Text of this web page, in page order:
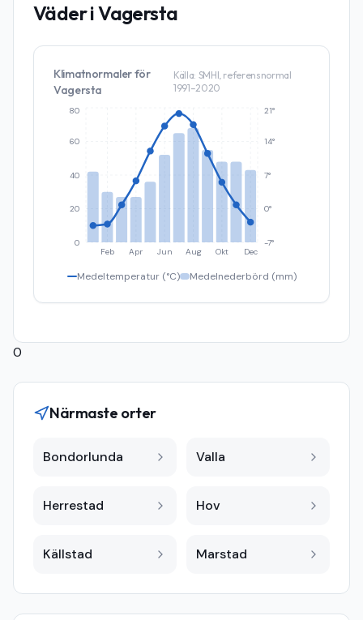
Väder iVagersta
Klimatnormaler för
Vagersta
Källa: SMHI, referensnormal
1991–2020
Feb Apr Jun Aug Okt Dec
0
20
40
60
80
-7°
0°
7°
14°
21°
Medeltemperatur (°C) Medelnederbörd (mm)
0
Närmaste orter
Bondorlunda Valla
Herrestad Hov
Källstad Marstad